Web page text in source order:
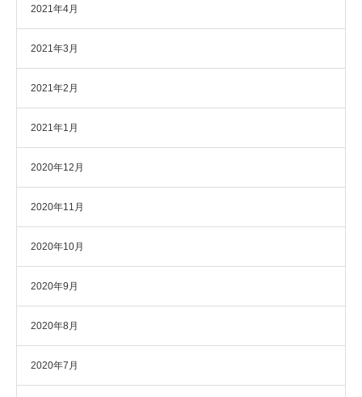
2021年4月
2021年3月
2021年2月
2021年1月
2020年12月
2020年11月
2020年10月
2020年9月
2020年8月
2020年7月